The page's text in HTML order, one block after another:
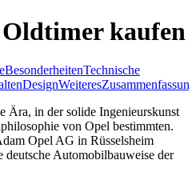
kaufen
BesonderheitenTechnische
DesignWeiteresZusammenfassung
Ära, in der solide Ingenieurskunst
von Opel bestimmten.
Opel AG in Rüsselsheim
deutsche Automobilbauweise der